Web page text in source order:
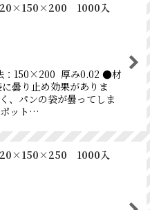
20×150×200 1000入
：150×200 厚み0.02 ●材
曇り止め効果がありま
、パンの袋が曇ってしま
ポット…
20×150×250 1000入